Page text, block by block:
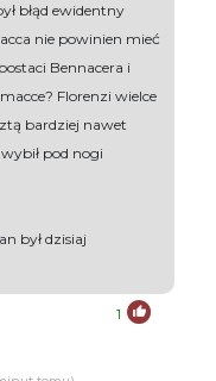
błąd ewidentny
nie powinien mieć
Bennacera i
Florenzi wielce
bardziej nawet
pod nogi
był dzisiaj
1